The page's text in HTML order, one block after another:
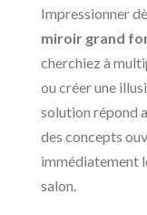
Impressionner
miroir grand
cherchiez à
ou créer une
solution répond
des concepts
immédiatement
salon.